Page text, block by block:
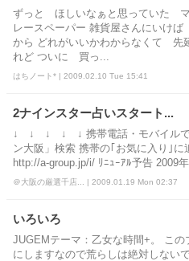
ずっと ほしいなぁと思っていた マ
レースペーパー 雑貨屋さんにいけ
から どれがいいかわからなくて 先
れど ついに 買っ...
はちノート* | 2009.02.10 Tue 15:41
2ナインスター占いスタート...
↓ ↓ ↓ ↓ ↓ 携帯電話・モバイルで
ン大阪」検索 携帯の｢お気に入り｣に
http://a-group.jp/i/ ﾘﾆｭｰｱﾙ予告 2009
＠大阪の厳選千店... | 2009.01.19 Mon 02:37
いろいろ
JUGEMテーマ：乙女な時間+。 こ
にしますなので荒らしは絶対しない